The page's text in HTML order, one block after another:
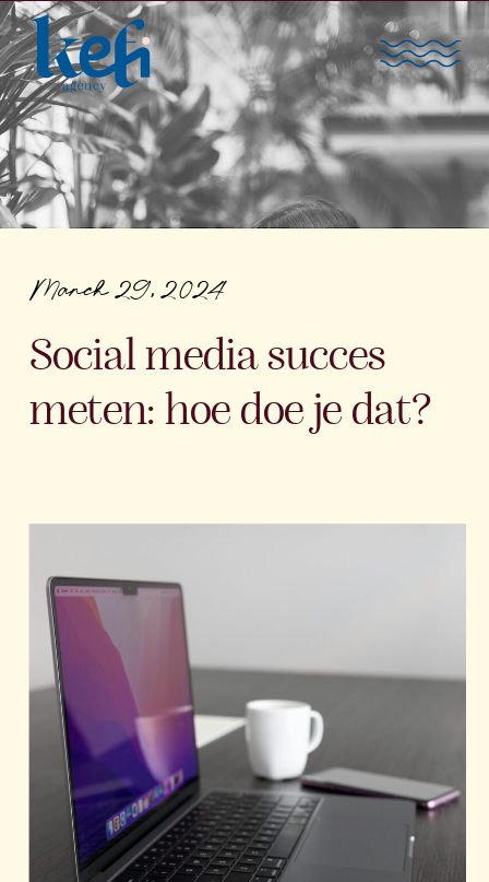
Social media succes
meten: hoe doe je dat?
March 29, 2024